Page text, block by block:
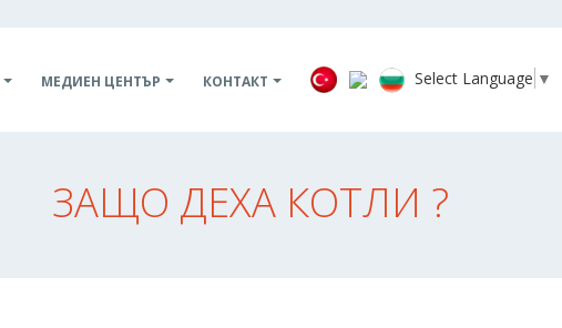
Select Language ▼
МЕДИЕН ЦЕНТЪР КОНТАКТ
ЗАЩО ДЕХА КОТЛИ ?